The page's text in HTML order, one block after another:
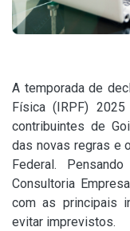
A temporada de
Física (IRPF)
contribuintes de
das novas regras e
Federal.
Consultoria
com as principais
evitar imprevistos.